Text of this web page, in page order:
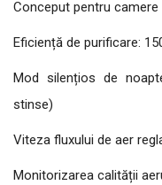
Conceput pentru camere
Eficiență de purificare:
Mod silențios de
stinse)
Viteza fluxului de aer
Monitorizarea calității